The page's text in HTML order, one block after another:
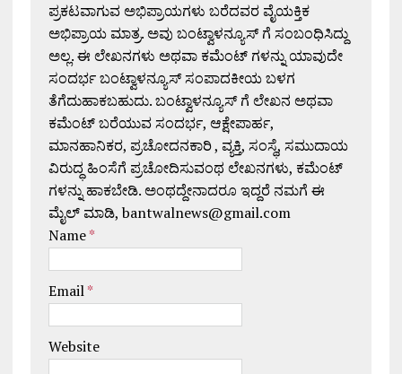
ಪ್ರಕಟವಾಗುವ ಅಭಿಪ್ರಾಯಗಳು ಬರೆದವರ ವೈಯಕ್ತಿಕ
ಅಭಿಪ್ರಾಯ ಮಾತ್ರ. ಅವು ಬಂಟ್ವಾಳನ್ಯೂಸ್ ಗೆ ಸಂಬಂಧಿಸಿದ್ದು
ಅಲ್ಲ. ಈ ಲೇಖನಗಳು ಅಥವಾ ಕಮೆಂಟ್ ಗಳನ್ನು ಯಾವುದೇ
ಸಂದರ್ಭ ಬಂಟ್ವಾಳನ್ಯೂಸ್ ಸಂಪಾದಕೀಯ ಬಳಗ
ತೆಗೆದುಹಾಕಬಹುದು. ಬಂಟ್ವಾಳನ್ಯೂಸ್ ಗೆ ಲೇಖನ ಅಥವಾ
ಕಮೆಂಟ್ ಬರೆಯುವ ಸಂದರ್ಭ, ಆಕ್ಷೇಪಾರ್ಹ,
ಮಾನಹಾನಿಕರ, ಪ್ರಚೋದನಕಾರಿ , ವ್ಯಕ್ತಿ, ಸಂಸ್ಥೆ, ಸಮುದಾಯ
ವಿರುದ್ಧ ಹಿಂಸೆಗೆ ಪ್ರಚೋದಿಸುವಂಥ ಲೇಖನಗಳು, ಕಮೆಂಟ್
ಗಳನ್ನು ಹಾಕಬೇಡಿ. ಅಂಥದ್ದೇನಾದರೂ ಇದ್ದರೆ ನಮಗೆ ಈ
ಮೈಲ್ ಮಾಡಿ, bantwalnews@gmail.com
Name*
Email*
Website